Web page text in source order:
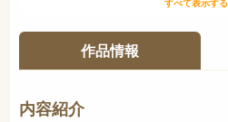
32ページ
ISBN 978-4-03-428130-7
NDC
すべて表示する
作品情報
内容紹介